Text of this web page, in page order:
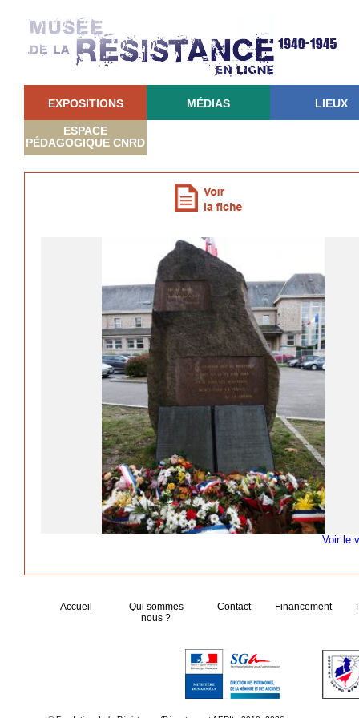
EXPOSITIONS MÉDIAS LIEUX
ESPACE
PÉDAGOGIQUE CNRD
Voir le
Accueil
Qui sommes
nous ?
Contact Financement